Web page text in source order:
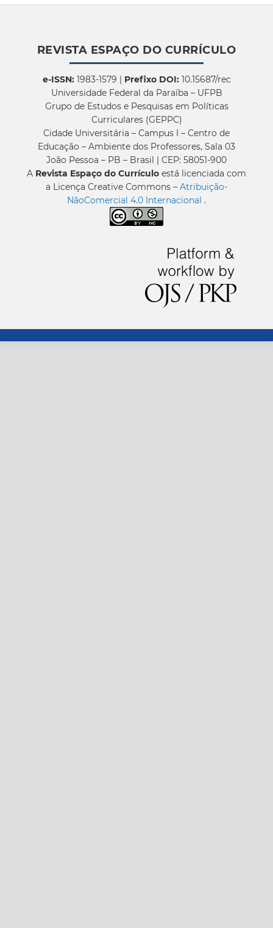
REVISTA ESPAÇO DO CURRÍCULO
e-ISSN:1983-1579 | Prefixo DOI:10.15687/rec
Universidade Federal da Paraíba – UFPB
Grupo de Estudos e Pesquisas em Políticas
Curriculares (GEPPC)
Cidade Universitária – Campus I – Centro de
Educação – Ambiente dos Professores, Sala 03
João Pessoa – PB – Brasil | CEP: 58051-900
A Revista Espaço do Currículo está licenciada com
a Licença Creative Commons – Atribuição-
NãoComercial 4.0 Internacional .